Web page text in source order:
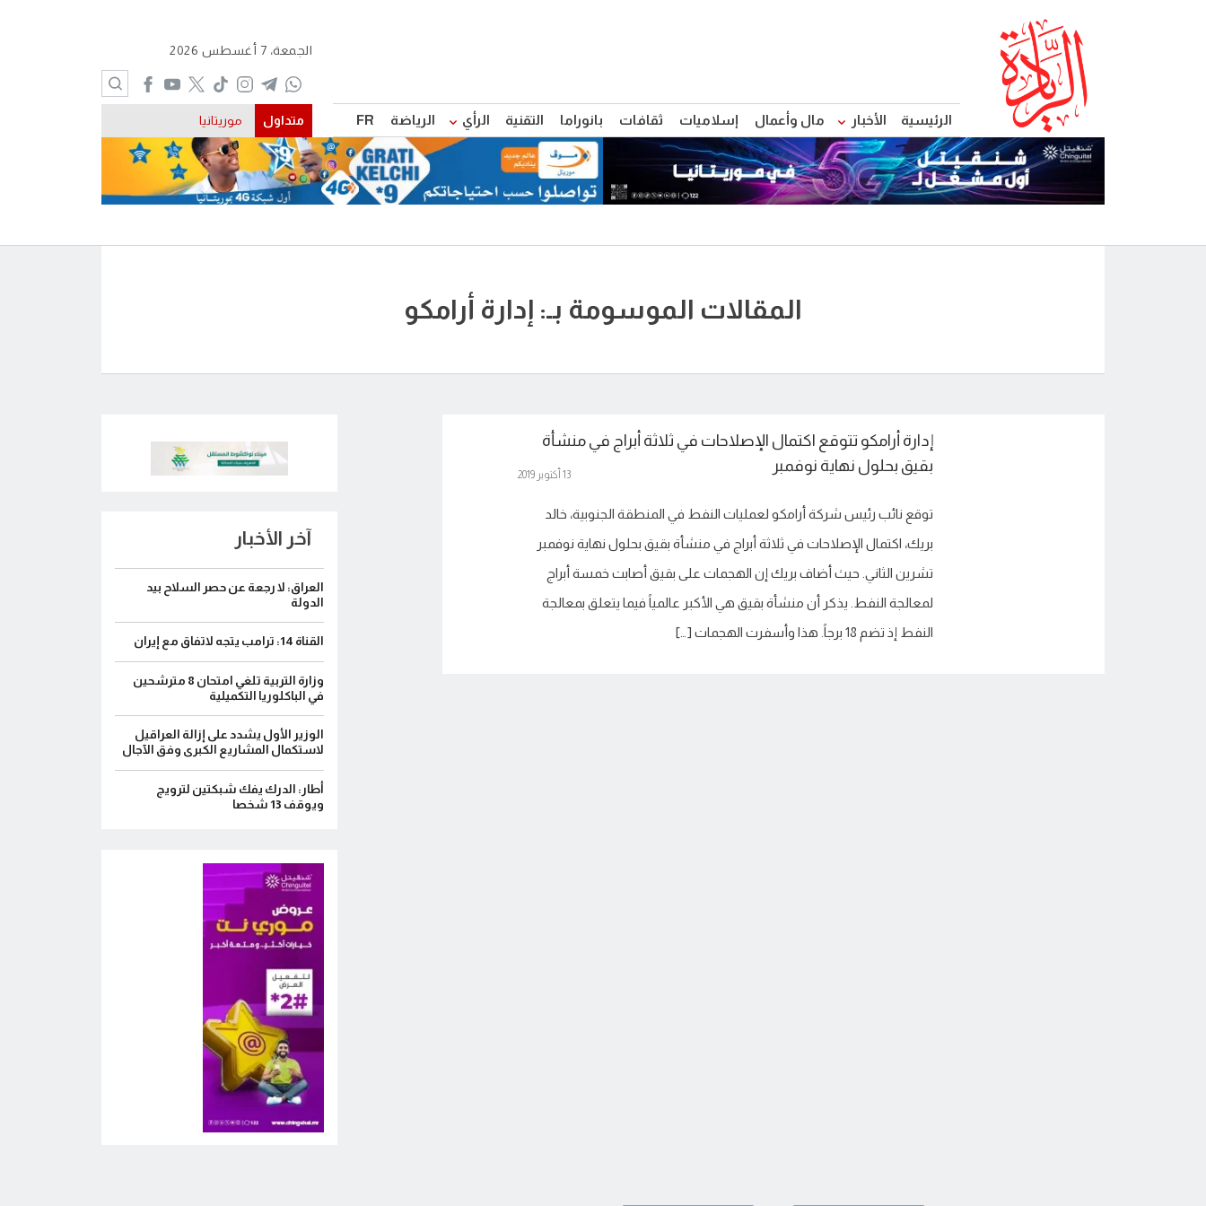
الرئيسية الأخبار مال وأعمال إسلاميات ثقافات بانوراما التقنية الرأي الرياضة FR
الجمعة، 7 أغسطس 2026
متداول موريتانيا
المقالات الموسومة بـ: إدارة أرامكو
إدارة أرامكو تتوقع اكتمال الإصلاحات في ثلاثة أبراج في منشأة
بقيق بحلول نهاية نوفمبر
13 أكتوبر 2019
توقع نائب رئيس شركة أرامكو لعمليات النفط في المنطقة الجنوبية، خالد
بريك، اكتمال الإصلاحات في ثلاثة أبراج في منشأة بقيق بحلول نهاية نوفمبر
تشرين الثاني. حيث أضاف بريك إن الهجمات على بقيق أصابت خمسة أبراج
لمعالجة النفط. يذكر أن منشأة بقيق هي الأكبر عالمياً فيما يتعلق بمعالجة
النفط إذ تضم 18 برجاً. هذا وأسفرت الهجمات […]
آخر الأخبار
العراق: لا رجعة عن حصر السلاح بيد
الدولة
القناة 14: ترامب يتجه لاتفاق مع إيران
وزارة التربية تلغي امتحان 8 مترشحين
في الباكلوريا التكميلية
الوزير الأول يشدد على إزالة العراقيل
لاستكمال المشاريع الكبرى وفق الآجال
أطار: الدرك يفك شبكتين لترويج
ويوقف 13 شخصا